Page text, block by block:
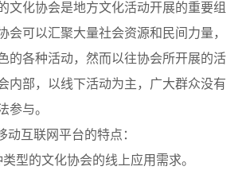
文化协会是地方文化活动开展的重要组
会可以汇聚大量社会资源和民间力量，
的各种活动，然而以往协会所开展的活
内部，以线下活动为主，广大群众没有
参与。
动互联网平台的特点：
型的文化协会的线上应用需求。